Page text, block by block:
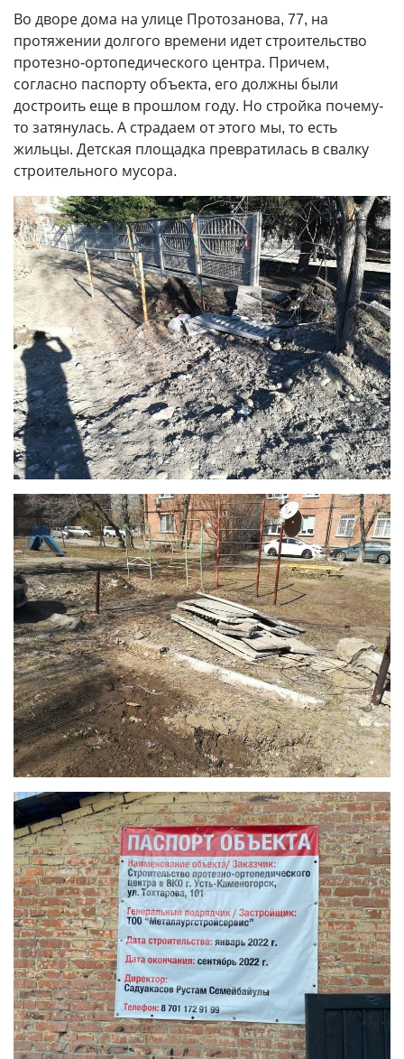
Во дворе дома на улице Протозанова, 77, на
протяжении долгого времени идет строительство
протезно-ортопедического центра. Причем,
согласно паспорту объекта, его должны были
достроить еще в прошлом году. Но стройка почему-
то затянулась. А страдаем от этого мы, то есть
жильцы. Детская площадка превратилась в свалку
строительного мусора.